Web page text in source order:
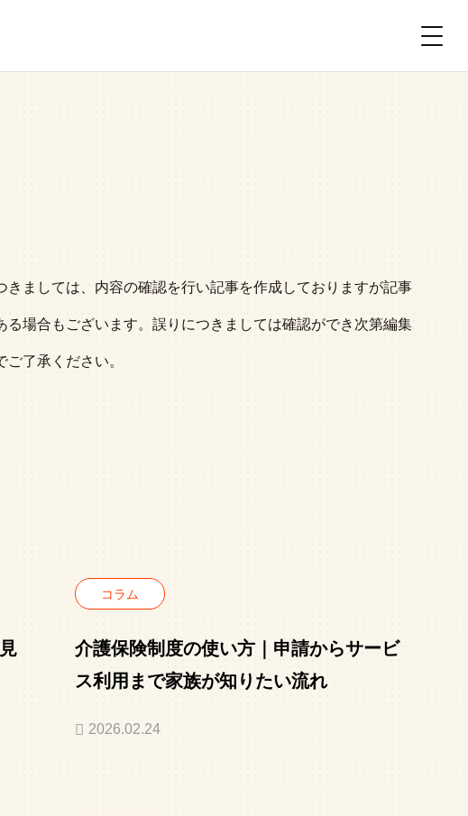
きましては、内容の確認を行い記事を作成しておりますが記事
る場合もございます。誤りにつきましては確認ができ次第編集
ご了承ください。
コラム
介護保険制度の使い方｜申請からサービ
ス利用まで家族が知りたい流れ
2026.02.24